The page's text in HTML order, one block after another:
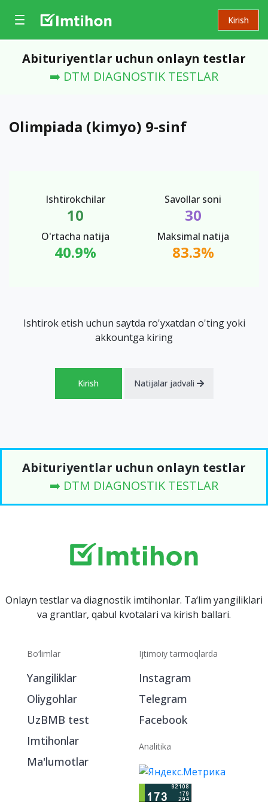
Kirish
Abituriyentlar uchun onlayn testlar
➡️ DTM DIAGNOSTIK TESTLAR
Olimpiada (kimyo) 9-sinf
Ishtirokchilar
10
Savollar soni
30
O'rtacha natija
40.9%
Maksimal natija
83.3%
Ishtirok etish uchun saytda ro'yxatdan o'ting yoki
akkountga kiring
Kirish Natijalar jadvali
Abituriyentlar uchun onlayn testlar
➡️ DTM DIAGNOSTIK TESTLAR
Onlayn testlar va diagnostik imtihonlar. Ta‘lim yangiliklari
va grantlar, qabul kvotalari va kirish ballari.
Bo‘limlar
Yangiliklar
Oliygohlar
UzBMB test
Imtihonlar
Ma'lumotlar
Ijtimoiy tarmoqlarda
Instagram
Telegram
Facebook
Analitika